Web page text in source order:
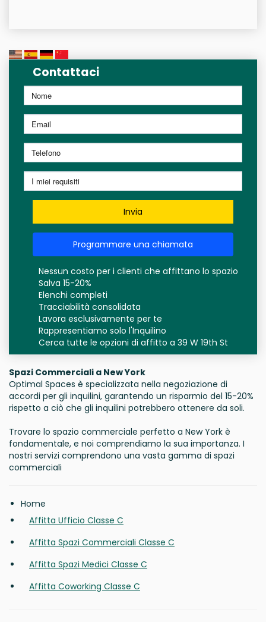
Contattaci
Invia
Programmare una chiamata
Nessun costo per i clienti che affittano lo spazio
Salva 15-20%
Elenchi completi
Tracciabilità consolidata
Lavora esclusivamente per te
Rappresentiamo solo l'Inquilino
Cerca tutte le opzioni di affitto a 39 W 19th St
Spazi Commerciali a New York
Optimal Spaces è specializzata nella negoziazione di
accordi per gli inquilini, garantendo un risparmio del 15-20%
rispetto a ciò che gli inquilini potrebbero ottenere da soli.
Trovare lo spazio commerciale perfetto a New York è
fondamentale, e noi comprendiamo la sua importanza. I
nostri servizi comprendono una vasta gamma di spazi
commerciali
Home
Affitta Ufficio Classe C
Affitta Spazi Commerciali Classe C
Affitta Spazi Medici Classe C
Affitta Coworking Classe C